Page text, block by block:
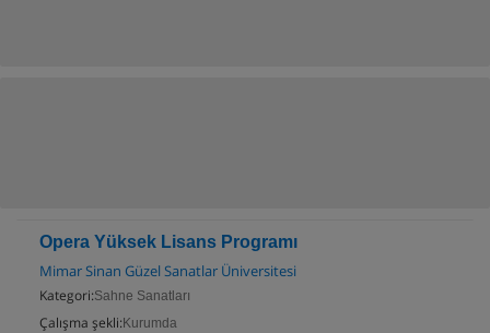
Opera Yüksek Lisans Programı
Mimar Sinan Güzel Sanatlar Üniversitesi
Kategori:Sahne Sanatları
Çalışma şekli: Kurumda